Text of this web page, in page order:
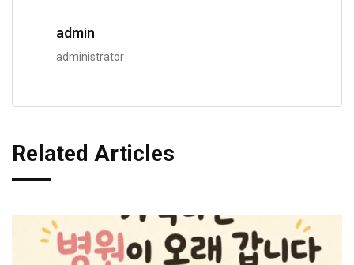
admin
administrator
Related Articles